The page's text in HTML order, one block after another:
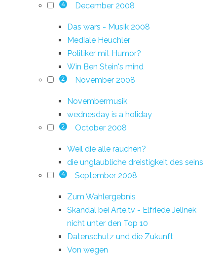
4 December 2008
Das wars - Musik 2008
Mediale Heuchler
Politiker mit Humor?
Win Ben Stein's mind
2 November 2008
Novembermusik
wednesday is a holiday
2 October 2008
Weil die alle rauchen?
die unglaubliche dreistigkeit des seins
4 September 2008
Zum Wahlergebnis
Skandal bei Arte.tv - Elfriede Jelinek
nicht unter den Top 10
Datenschutz und die Zukunft
Von wegen